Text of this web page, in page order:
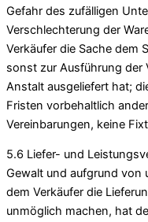
Gefahr des zufälligen
Verschlechterung der
Verkäufer die Sache dem
sonst zur Ausführung der
Anstalt ausgeliefert hat;
Fristen vorbehaltlich
Vereinbarungen, keine
5.6 Liefer- und
Gewalt und aufgrund von
dem Verkäufer die
unmöglich machen, hat